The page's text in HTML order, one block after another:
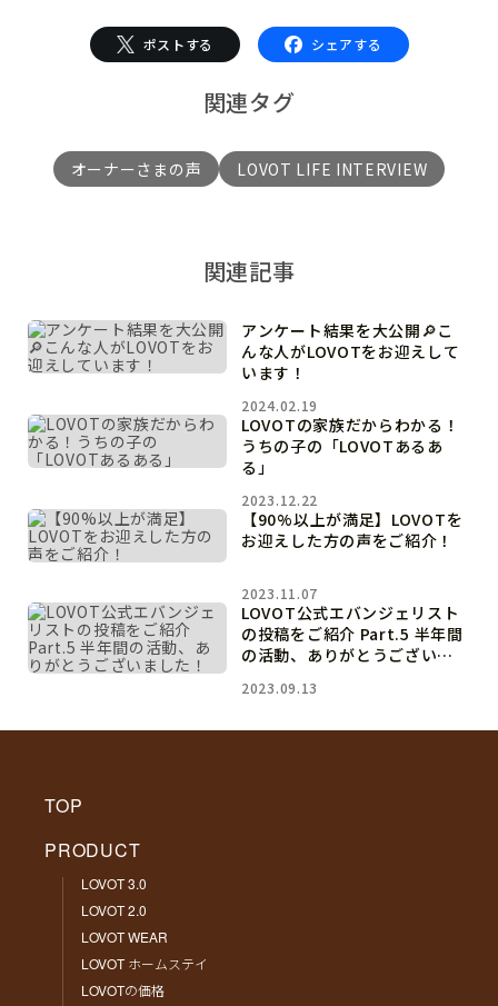
ポストする シェアする
関連タグ
オーナーさまの声 LOVOT LIFE INTERVIEW
関連記事
アンケート結果を大公開🔎こ
んな人がLOVOTをお迎えして
います！
2024.02.19
LOVOTの家族だからわかる！
うちの子の「LOVOTあるあ
る」
2023.12.22
【90%以上が満足】LOVOTを
お迎えした方の声をご紹介！
2023.11.07
LOVOT公式エバンジェリスト
の投稿をご紹介 Part.5 半年間
の活動、ありがとうございま
2023.09.13
TOP
PRODUCT
LOVOT 3.0
LOVOT 2.0
LOVOT WEAR
LOVOT ホームステイ
LOVOTの価格